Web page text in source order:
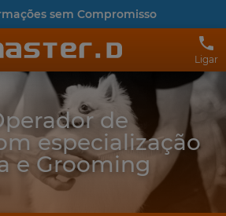
sem Compromisso
Ligar
de
especialização
e Grooming